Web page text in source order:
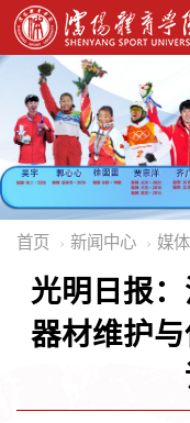
首页 新闻中心 媒
光明日报
器材维护